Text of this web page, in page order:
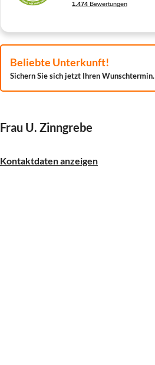
Beliebte Unterkunft!
Sichern Sie sich jetzt Ihren Wunschtermin.
Frau U. Zinngrebe
Kontaktdaten anzeigen